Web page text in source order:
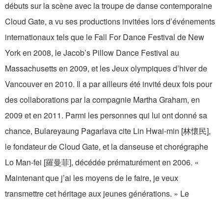
débuts sur la scène avec la troupe de danse contemporaine
Cloud Gate, a vu ses productions invitées lors d’événements
internationaux tels que le Fall For Dance Festival de New
York en 2008, le Jacob’s Pillow Dance Festival au
Massachusetts en 2009, et les Jeux olympiques d’hiver de
Vancouver en 2010. Il a par ailleurs été invité deux fois pour
des collaborations par la compagnie Martha Graham, en
2009 et en 2011. Parmi les personnes qui lui ont donné sa
chance, Bulareyaung Pagarlava cite Lin Hwai-min [林懷民],
le fondateur de Cloud Gate, et la danseuse et chorégraphe
Lo Man-fei [羅曼菲], décédée prématurément en 2006. «
Maintenant que j’ai les moyens de le faire, je veux
transmettre cet héritage aux jeunes générations. » Le